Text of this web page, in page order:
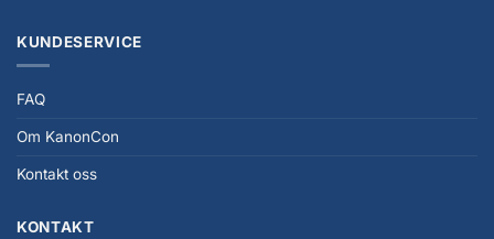
KUNDESERVICE
FAQ
Om KanonCon
Kontakt oss
KONTAKT